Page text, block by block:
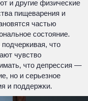
и другие физические
пищеварения и
частью
состояние.
что
чувство
что депрессия —
но и серьезное
и поддержки.